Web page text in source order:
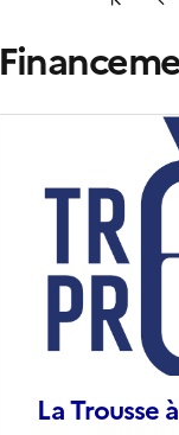
S'abonner à
La Trousse
couverture